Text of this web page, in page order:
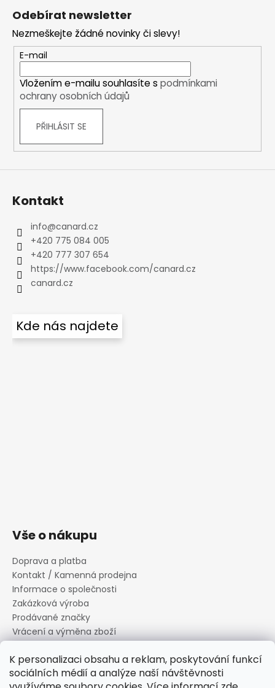
K personalizaci obsahu a reklam, poskytování funkcí
sociálních médií a analýze naší návštěvnosti
Odebírat newsletter
Nezmeškejte žádné novinky či slevy!
E-mail
Vložením e-mailu souhlasíte s podmínkami
ochrany osobních údajů
PŘIHLÁSIT SE
Kontakt
info@canard.cz
+420 775 084 005
+420 777 307 654
https://www.facebook.com/canard.cz
canard.cz
Kde nás najdete
Vše o nákupu
Doprava a platba
Kontakt / Kamenná prodejna
Informace o společnosti
Zakázková výroba
Prodávané značky
Vrácení a výměna zboží
Informace o souborech cookies
Reklamační řád